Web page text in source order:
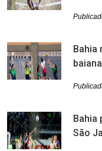
Bahia
Bahia
São